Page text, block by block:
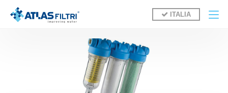
Salta al contenuto principale
ITALIA